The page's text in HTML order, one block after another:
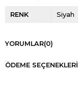
RENK Siyah
YORUMLAR(0)
ÖDEME SEÇENEKLERI